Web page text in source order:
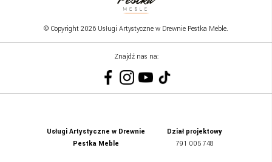
© Copyright 2026 Usługi Artystyczne w Drewnie Pestka Meble.
Znajdź nas na:
Usługi Artystyczne w Drewnie
Pestka Meble
Dział projektowy
791 005 748